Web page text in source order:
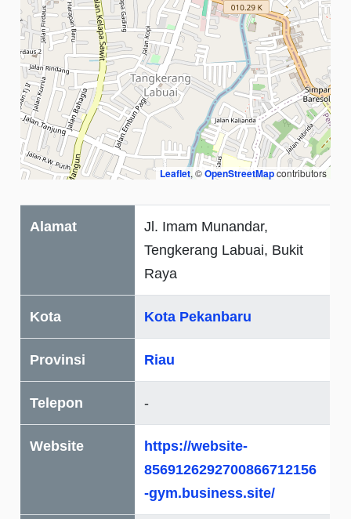
Leaflet, ©OpenStreetMapcontributors
Alamat
Jl. Imam Munandar,
Tengkerang Labuai, Bukit
Raya
Kota Kota Pekanbaru
Provinsi Riau
Telepon -
Website
https://website-
8569126292700866712156
-gym.business.site/